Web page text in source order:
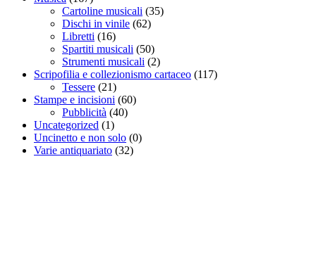
Cartoline musicali (35)
Dischi in vinile (62)
Libretti (16)
Spartiti musicali (50)
Strumenti musicali (2)
Scripofilia e collezionismo cartaceo (117)
Tessere (21)
Stampe e incisioni (60)
Pubblicità (40)
Uncategorized (1)
Uncinetto e non solo (0)
Varie antiquariato (32)